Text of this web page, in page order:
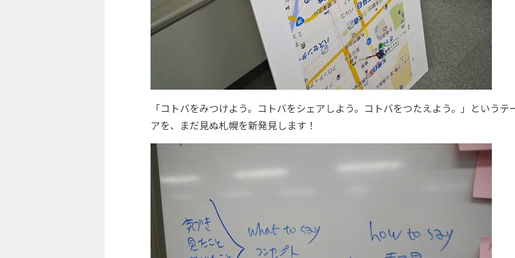
「コトバをみつけよう。コトバをシェアしよう。コトバをつたえよう。」という
アを、まだ見ぬ札幌を新発見します！